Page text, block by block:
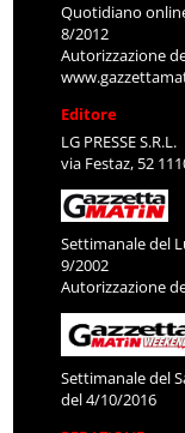
Quotidiano
8/2012
Autorizzazione
Editore
LG PRESSE S.R.L.
via Festaz, 52
Settimanale del
9/2002
Autorizzazione
Settimanale del
del 4/10/2016